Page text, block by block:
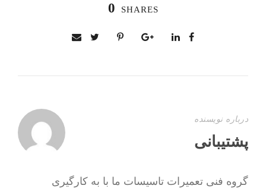
0 SHARES
درباره نویسنده
پشتیبانی
گروه فنی تعمیرات تاسیسات ما با به‌ کارگیری